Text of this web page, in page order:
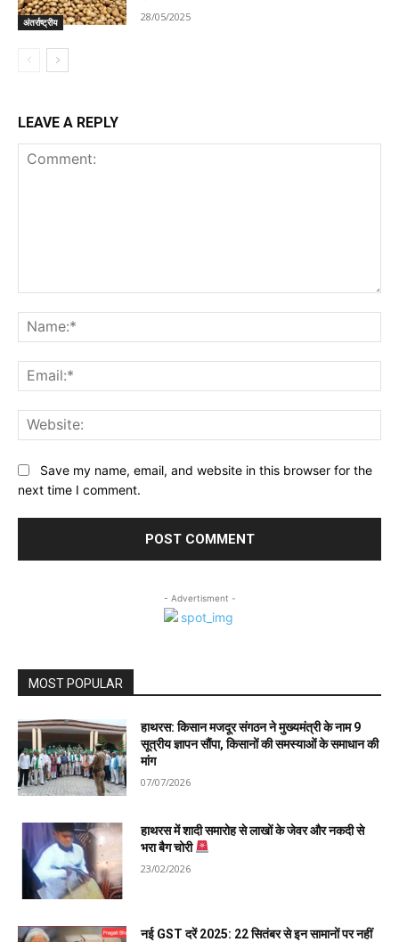
अंतर्राष्ट्रीय 28/05/2025
LEAVE A REPLY
Save my name, email, and website in this browser for the
next time I comment.
- Advertisment -
MOST POPULAR
हाथरस: किसान मजदूर संगठन ने मुख्यमंत्री के नाम 9
सूत्रीय ज्ञापन सौंपा, किसानों की समस्याओं के समाधान की
मांग
07/07/2026
हाथरस में शादी समारोह से लाखों के जेवर और नकदी से
भरा बैग चोरी
23/02/2026
नई GST दरें 2025: 22 सितंबर से इन सामानों पर नहीं